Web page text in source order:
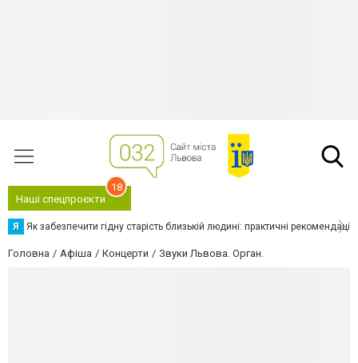
Наші спецпроєкти
18
Я Як забезпечити гідну старість близькій людині: практичні рекомендації
Головна Афіша Концерти Звуки Львова. Орган.